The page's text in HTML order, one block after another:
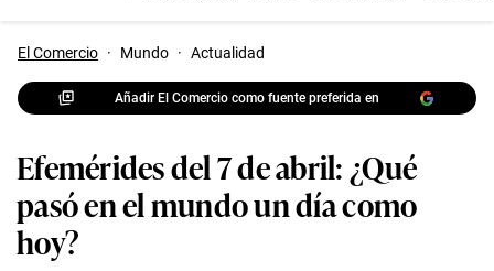
El Comercio · Mundo · Actualidad
Añadir El Comercio como fuente preferida en
Efemérides del 7 de abril: ¿Qué
pasó en el mundo un día como
hoy?